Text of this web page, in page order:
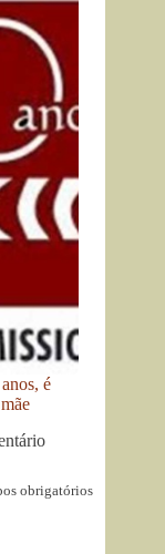
é
obrigatórios